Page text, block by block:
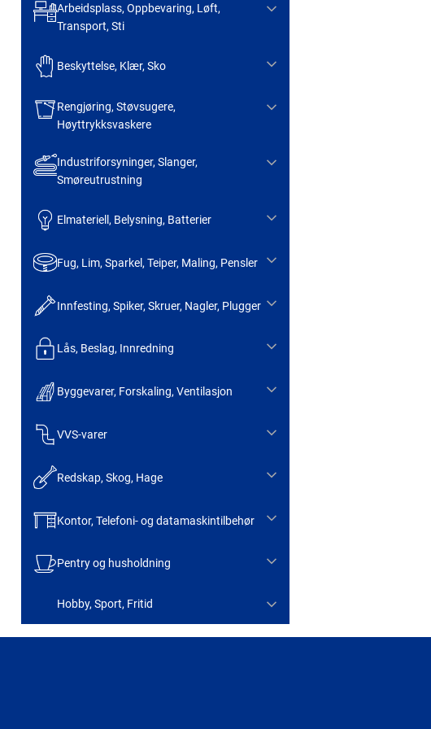
Arbeidsplass, Oppbevaring, Løft,
Transport, Sti
Beskyttelse, Klær, Sko
Rengjøring, Støvsugere,
Høyttrykksvaskere
Industriforsyninger, Slanger,
Smøreutrustning
Elmateriell, Belysning, Batterier
Fug, Lim, Sparkel, Teiper, Maling, Pensler
Innfesting, Spiker, Skruer, Nagler, Plugger
Lås, Beslag, Innredning
Byggevarer, Forskaling, Ventilasjon
VVS-varer
Redskap, Skog, Hage
Kontor, Telefoni- og datamaskintilbehør
Pentry og husholdning
Hobby, Sport, Fritid